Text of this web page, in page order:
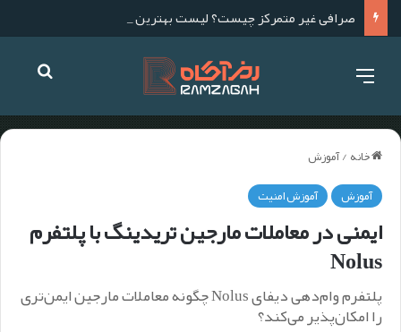
خانه/آموزش
آموزش
آموزش امنیت
ایمنی در معاملات مارجین تریدینگ با پلتفرم
Nolus
پلتفرم وام‌دهی دیفای Nolus چگونه معاملات مارجین ایمن‌تری
را امکان‌پذیر می‌کند؟